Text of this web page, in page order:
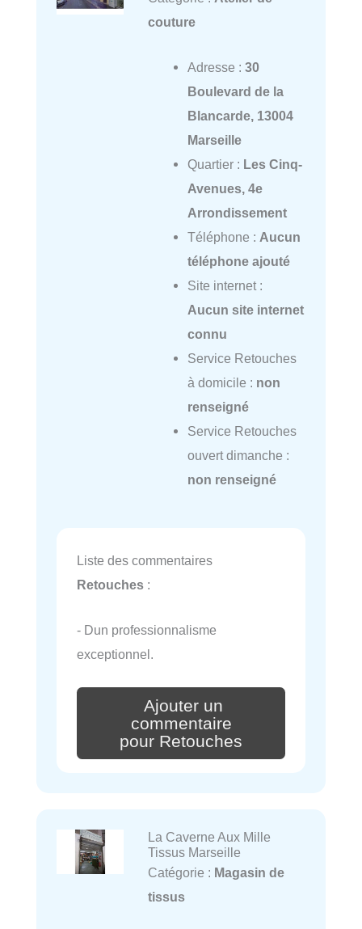
couture
Adresse : 30
Boulevard de la
Blancarde, 13004
Marseille
Quartier : Les Cinq-
Avenues, 4e
Arrondissement
Téléphone : Aucun
téléphone ajouté
Site internet :
Aucun site internet
connu
Service Retouches
à domicile : non
renseigné
Service Retouches
ouvert dimanche :
non renseigné
Liste des commentaires
Retouches :
- Dun professionnalisme
exceptionnel.
Ajouter un
commentaire
pour Retouches
La Caverne Aux Mille
Tissus Marseille
Catégorie : Magasin de
tissus